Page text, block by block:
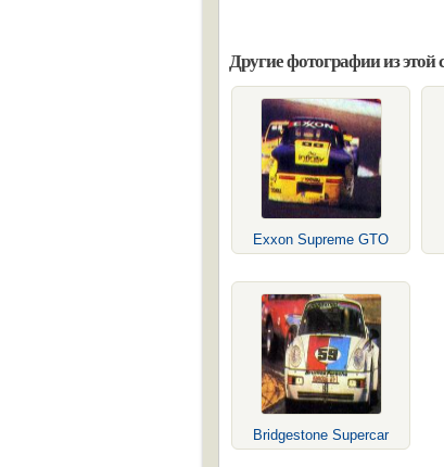
Другие фотографии из этой
Exxon Supreme GTO
Bridgestone Supercar